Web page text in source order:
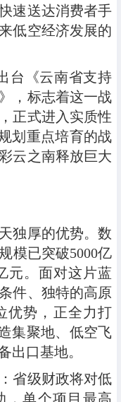
速送达消费者手
低空经济发展的
台《云南省支持
，标志着这一战
正式进入实质性
划重点培育的战
云之南释放巨大
独厚的优势。数
模已突破5000亿
元。面对这片蓝
件、独特的高原
优势，正全力打
集聚地、低空飞
出口基地。
省级财政将对低
，单个项目最高